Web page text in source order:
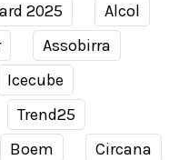
2025
Alcol
Assobirra
Icecube
Trend25
Boem
Circana